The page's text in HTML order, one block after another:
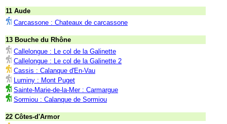
11 Aude
Carcassone : Chateaux de carcassone
13 Bouche du Rhône
Callelongue : Le col de la Galinette
Callelongue : Le col de la Galinette 2
Cassis : Calanque d'En-Vau
Luminy : Mont Puget
Sainte-Marie-de-la-Mer : Carmargue
Sormiou : Calanque de Sormiou
22 Côtes-d'Armor